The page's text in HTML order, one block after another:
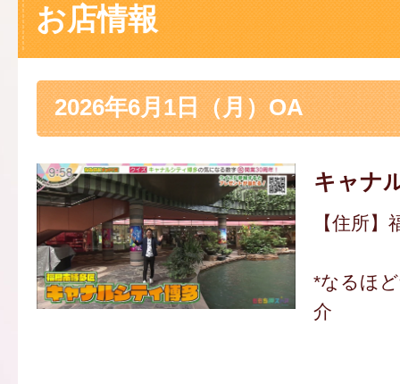
お店情報
2026年6月1日（月）OA
キャナ
【住所
*なるほ
介